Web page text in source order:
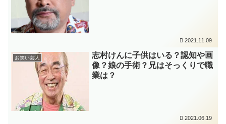
2021.11.09
お笑い芸人
志村けんに子供はいる？認知や画
像？娘の手術？兄はそっくりで職
業は？
2021.06.19